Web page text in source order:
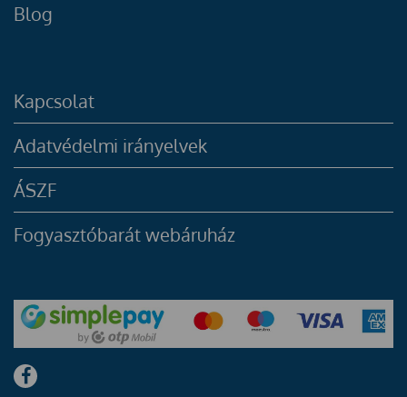
Blog
Kapcsolat
Adatvédelmi irányelvek
ÁSZF
Fogyasztóbarát webáruház